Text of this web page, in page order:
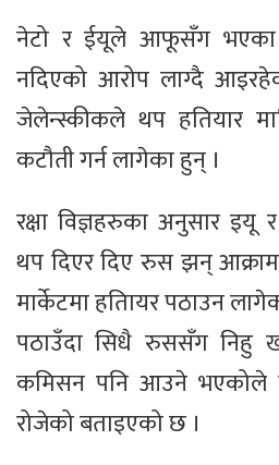
नेटो र ईयूले आफूसँग भएका
नदिएको आरोप लाग्दै
जेलेन्स्कीकले थप हतियार
कटौती गर्न लागेका हुन् ।
रक्षा विज्ञहरुका अनुसार इयू
थप दिएर दिए रुस झन्
मार्केटमा हतिायर पठाउन
पठाउँदा सिधै रुससँग निहु
कमिसन पनि आउने भएकोले
रोजेको बताइएको छ ।